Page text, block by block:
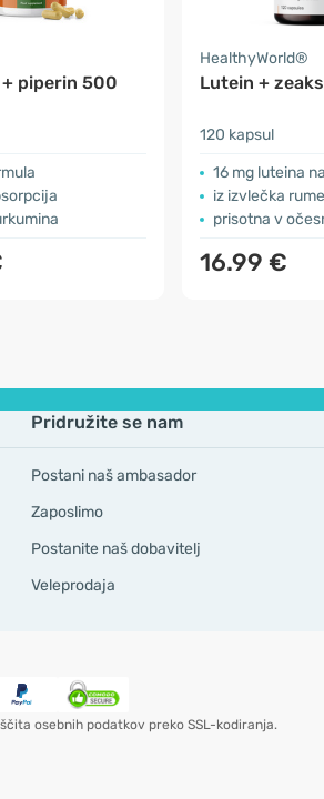
piperin 500
HealthyWorld®
Lutein +
120 kapsul
16 mg luteina
iz izvlečka
prisotna v
16.99 €
Pridružite se nam
Postani naš ambasador
Zaposlimo
Postanite naš dobavitelj
Veleprodaja
osebnih podatkov preko SSL-kodiranja.